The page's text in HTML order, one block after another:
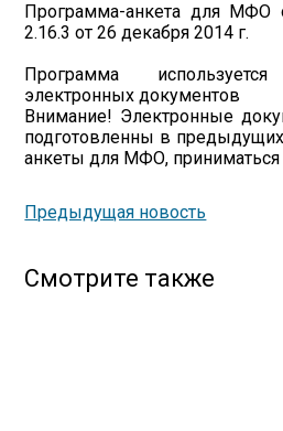
Программа-анкета для МФО
2.16.3 от 26 декабря 2014 г.
Программа
электронных документов
Внимание! Электронные
подготовленны в
анкеты для МФО, приниматься
Предыдущая новость
Смотрите также